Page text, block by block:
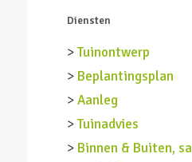
Diensten
>Tuinontwerp
> Beplantingsplan
>Aanleg
>Tuinadvies
> Binnen & Buiten,